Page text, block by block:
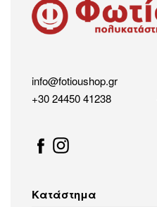
info@fotioushop.gr
+30 24450 41238
Κατάστημα